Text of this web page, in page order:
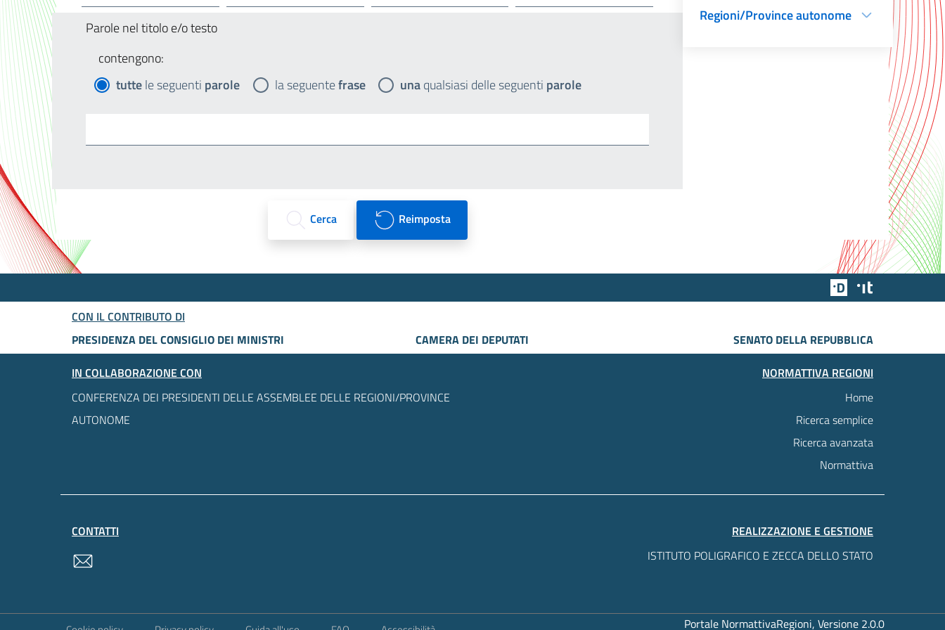
Parole nel titolo e/o testo
contengono:
tuttele seguenti parole la seguentefrase unaqualsiasi delle seguenti parole
Cerca Reimposta
Regioni/Province autonome
Team Digitale
CON IL CONTRIBUTO DI
PRESIDENZA DEL CONSIGLIO DEI MINISTRI
CAMERA DEI DEPUTATI
SENATO DELLA REPUBBLICA
IN COLLABORAZIONE CON
CONFERENZA DEI PRESIDENTI DELLE ASSEMBLEE DELLE REGIONI/PROVINCE
AUTONOME
NORMATTIVA REGIONI
Home
Ricerca semplice
Ricerca avanzata
Normattiva
CONTATTI
REALIZZAZIONE E GESTIONE
ISTITUTO POLIGRAFICO E ZECCA DELLO STATO
Portale NormattivaRegioni, Versione 2.0.0